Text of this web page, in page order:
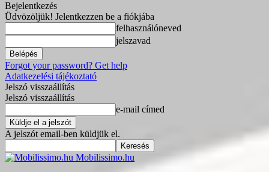
Bejelentkezés
Üdvözöljük! Jelentkezzen be a fiókjába
felhasználóneved
jelszavad
Forgot your password? Get help
Adatkezelési tájékoztató
Jelszó visszaállítás
Jelszó visszaállítás
e-mail címed
A jelszót email-ben küldjük el.
Mobilissimo.hu